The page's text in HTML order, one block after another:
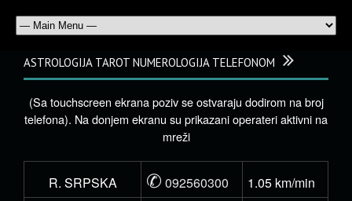
ASTROLOGIJA TAROT NUMEROLOGIJA TELEFONOM
(Sa touchscreen ekrana poziv se ostvaraju dodirom na broj
telefona). Na donjem ekranu su prikazani operateri aktivni na
mreži
R. SRPSKA ✆ 092560300
1.05 km/min